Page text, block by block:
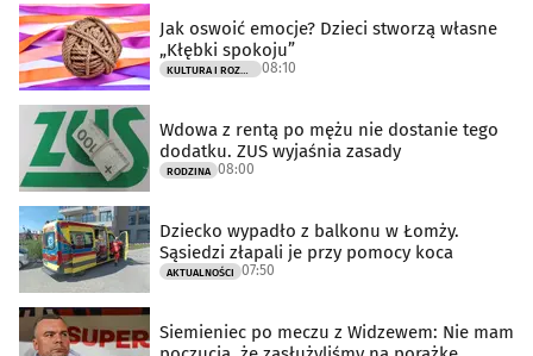
Jak oswoić emocje? Dzieci stworzą własne
„Kłębki spokoju”
08:10
Wdowa z rentą po mężu nie dostanie tego
dodatku. ZUS wyjaśnia zasady
RODZINA 08:00
Dziecko wypadło z balkonu w Łomży.
Sąsiedzi złapali je przy pomocy koca
AKTUALNOŚCI 07:50
Siemieniec po meczu z Widzewem: Nie mam